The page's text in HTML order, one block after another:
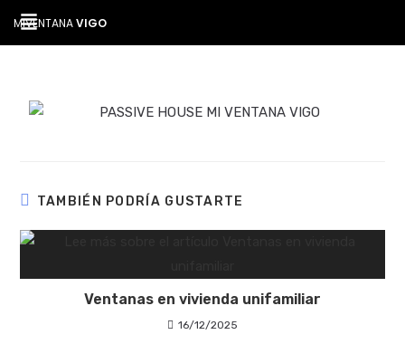
MIVENTANAVIGO
TAMBIÉN PODRÍA GUSTARTE
Ventanas en vivienda unifamiliar
16/12/2025